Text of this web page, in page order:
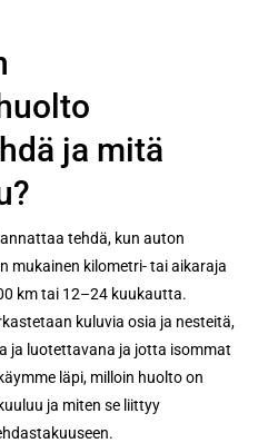
ja mitä
tehdä, kun auton
mukainen kilometri- tai aikaraja
km tai 12–24 kuukautta.
kuluvia osia ja nesteitä,
ja luotettavana ja jotta isommat
läpi, milloin huolto on
ja miten se liittyy